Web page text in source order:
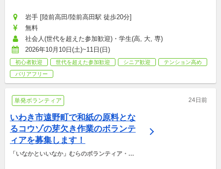
岩手 [陸前高田/陸前高田駅 徒歩20分]
無料
社会人(世代を超えた参加歓迎)・学生(高, 大, 専)
2026年10月10日(土)~11日(日)
初心者歓迎 世代を超えた参加歓迎 シニア歓迎
テンション高め
バリアフリー
単発ボランティア 24日前
いわき市遠野町で和紙の原料とな
るコウゾの芽欠き作業のボランテ
ィアを募集します！
「いなかといいなか」むらのボランティア・マ